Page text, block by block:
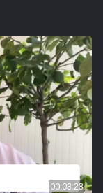
00:03:23